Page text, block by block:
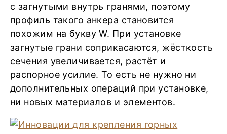
с загнутыми внутрь гранями, поэтому
профиль такого анкера становится
похожим на букву W. При установке
загнутые грани соприкасаются, жёсткость
сечения увеличивается, растёт и
распорное усилие. То есть не нужно ни
дополнительных операций при установке,
ни новых материалов и элементов.